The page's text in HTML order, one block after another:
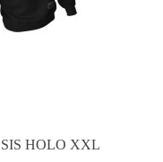
HOLO XXL